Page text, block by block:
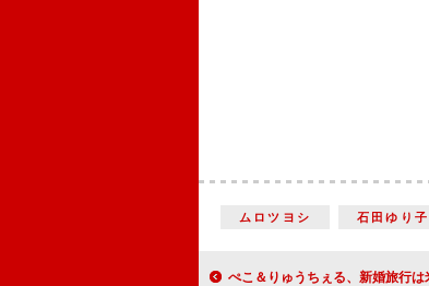
ムロツヨシ 石田ゆり子
ぺこ＆りゅうちぇる、新婚旅行は米国？ 「行く場所